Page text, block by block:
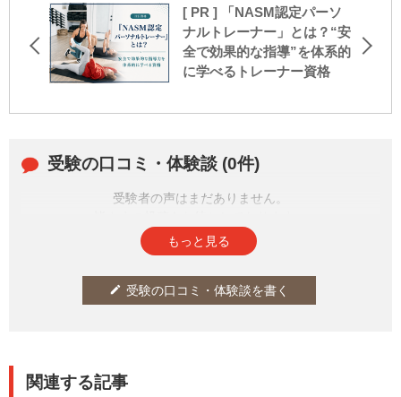
[ PR ] 「NASM認定パーソ
ナルトレーナー」とは？“安
全で効果的な指導”を体系的
に学べるトレーナー資格
受験の口コミ・体験談 (0件)
受験者の声はまだありません。
もっと見る
edit 受験の口コミ・体験談を書く
関連する記事